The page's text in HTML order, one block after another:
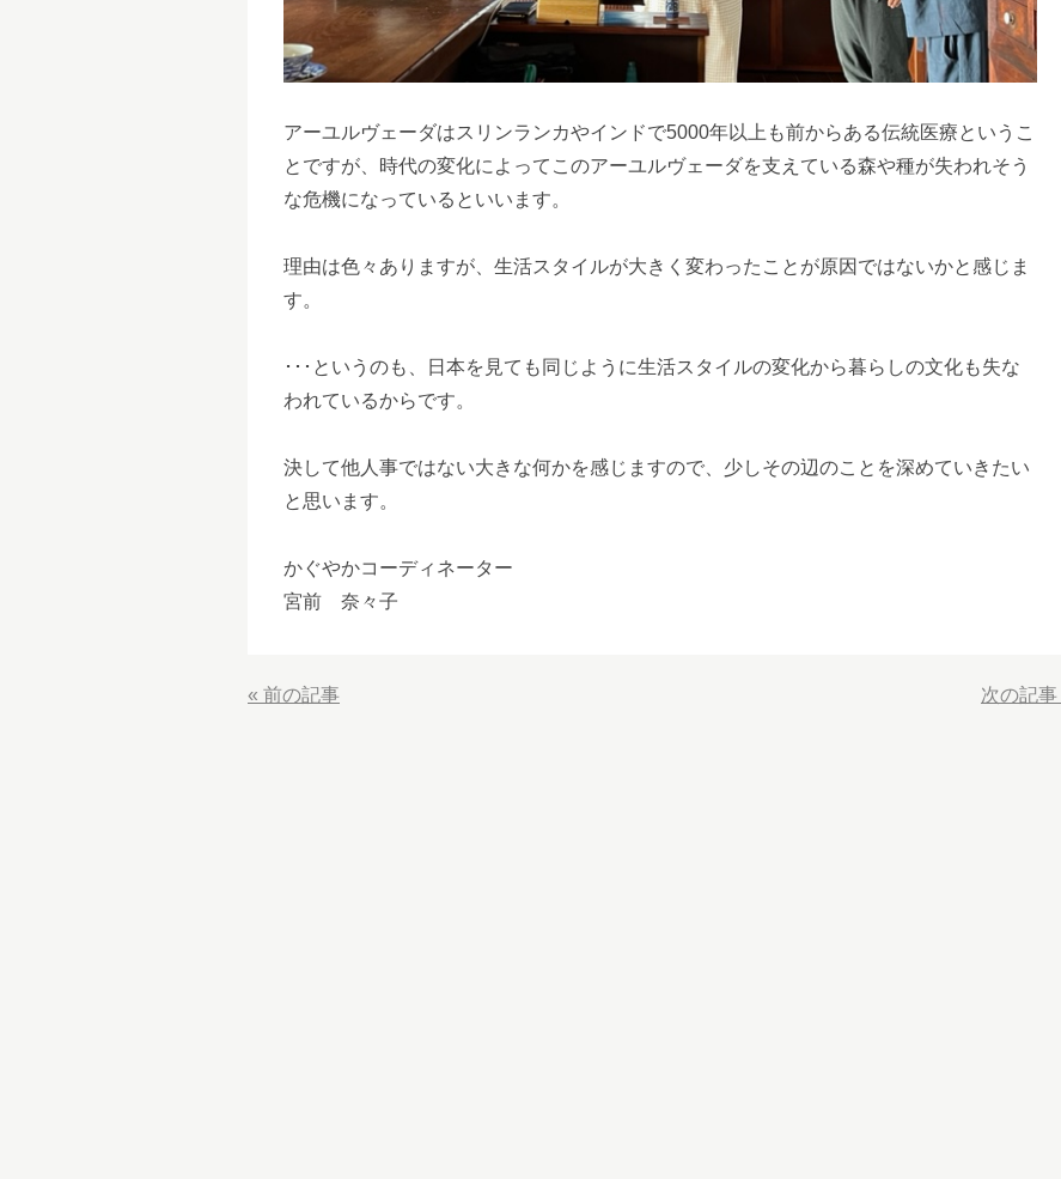
アーユルヴェーダはスリンランカやインドで5000年以上も前からある伝統医療というこ
とですが、時代の変化によってこのアーユルヴェーダを支えている森や種が失われそう
な危機になっているといいます。
理由は色々ありますが、生活スタイルが大きく変わったことが原因ではないかと感じま
す。
･･･というのも、日本を見ても同じように生活スタイルの変化から暮らしの文化も失な
われているからです。
決して他人事ではない大きな何かを感じますので、少しその辺のことを深めていきたい
と思います。
かぐやかコーディネーター
宮前 奈々子
« 前の記事 次の記事